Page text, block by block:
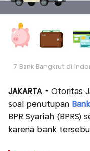
7 Bank Bangkrut di
JAKARTA- Otoritas
soal penutupan
BPR Syariah
karena bank